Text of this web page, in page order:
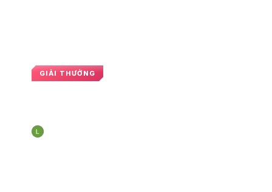
GIẢI THƯỞNG
N